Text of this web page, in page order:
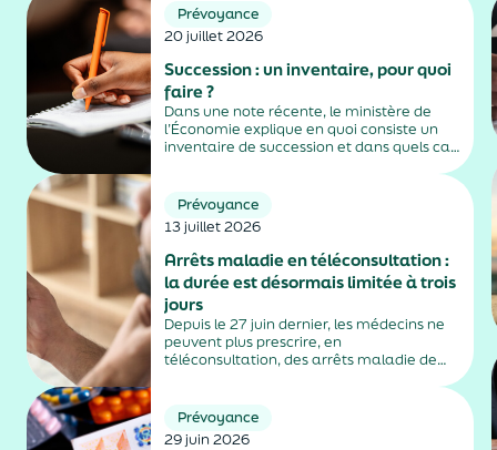
Prévoyance
20 juillet 2026
Succession : un inventaire, pour quoi
faire ?
Dans une note récente, le ministère de
l’Économie explique en quoi consiste un
inventaire de succession et dans quels cas
Prévoyance
13 juillet 2026
Arrêts maladie en téléconsultation :
la durée est désormais limitée à trois
jours
Depuis le 27 juin dernier, les médecins ne
peuvent plus prescrire, en
téléconsultation, des arrêts maladie de
sociales et fiscales, s'inscrit dans un
durcissement plus...
Prévoyance
29 juin 2026